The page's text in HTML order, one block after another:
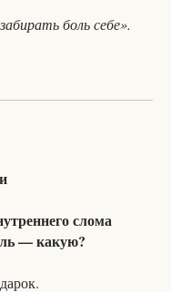
боль себе».
слома
— какую?